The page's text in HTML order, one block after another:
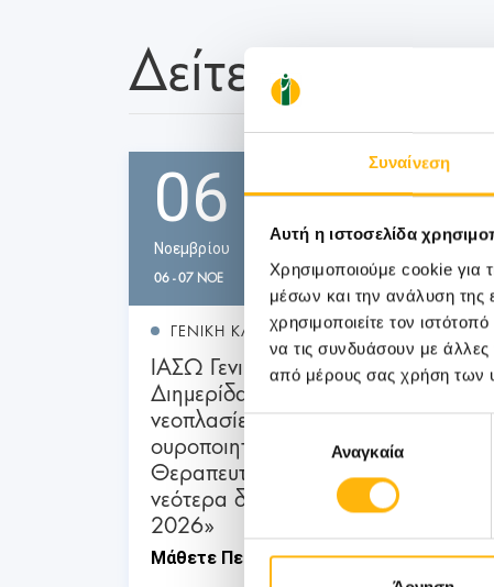
Συναίνεση
Αυτή η ιστοσελίδα
Χρησιμοποιούμε cookie για
μέσων και την ανάλυση της
χρησιμοποιείτε τον
να τις συνδυάσουν με
από μέρους σας χρήση των
Επιλογή
συγκατάθεσηςΑναγκαία
Δείτε Επίσης
06
Νοεμβρίου
06 - 07 ΝΟΕ
ΓΕΝΙΚΗ ΚΛΙΝΙΚΗ
ΙΑΣΩ Γενική Κλινική: Επιστημονική
Διημερίδα «Γυναικολογικές
νεοπλασίες και νεοπλασίες
ουροποιητικού και μαστού:
Θεραπευτικά διλήμματα και
νεότερα δεδομένα από το ESMO
2026»
Μάθετε Περισσότερα